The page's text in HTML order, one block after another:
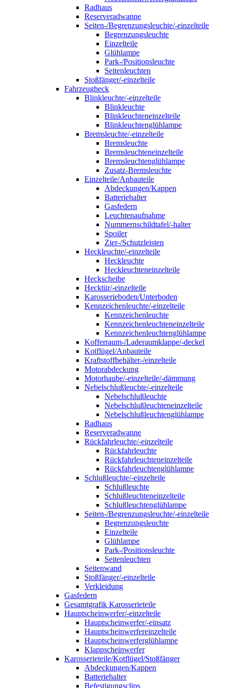
Radhaus
Reserveradwanne
Seiten-/Begrenzungsleuchte/-einzelteile
Begrenzungsleuchte
Einzelteile
Glühlampe
Park-/Positionsleuchte
Seitenleuchten
Stoßfänger/-einzelteile
Fahrzeugheck
Blinkleuchte/-einzelteile
Blinkleuchte
Blinkleuchteneinzelteile
Blinkleuchtenglühlampe
Bremsleuchte/-einzelteile
Bremsleuchte
Bremsleuchteneinzelteile
Bremsleuchtenglühlampe
Zusatz-Bremsleuchte
Einzelteile/Anbauteile
Abdeckungen/Kappen
Batteriehalter
Gasfedern
Leuchtenaufnahme
Nummernschildtafel/-halter
Spoiler
Zier-/Schutzleisten
Heckleuchte/-einzelteile
Heckleuchte
Heckleuchteneinzelteile
Heckscheibe
Hecktür/-einzelteile
Karosserieboden/Unterboden
Kennzeichenleuchte/-einzelteile
Kennzeichenleuchte
Kennzeichenleuchteneinzelteile
Kennzeichenleuchtenglühlampe
Kofferraum-/Laderaumklappe/-deckel
Kotflügel/Anbauteile
Kraftstoffbehälter-/einzelteile
Motorabdeckung
Motorhaube/-einzelteile/-dämmung
Nebelschlußleuchte/-einzelteile
Nebelschlußleuchte
Nebelschlußleuchteneinzelteile
Nebelschlußleuchtenglühlampe
Radhaus
Reserveradwanne
Rückfahrleuchte/-einzelteile
Rückfahrleuchte
Rückfahrleuchteneinzelteile
Rückfahrleuchtenglühlampe
Schlußleuchte/-einzelteile
Schlußleuchte
Schlußleuchteneinzelteile
Schlußleuchtenglühlampe
Seiten-/Begrenzungsleuchte/-einzelteile
Begrenzungsleuchte
Einzelteile
Glühlampe
Park-/Positionsleuchte
Seitenleuchten
Seitenwand
Stoßfänger/-einzelteile
Verkleidung
Gasfedern
Gesamtgrafik Karosserieteile
Hauptscheinwerfer/-einzelteile
Hauptscheinwerfer/-einsatz
Hauptscheinwerfereinzelteile
Hauptscheinwerferglühlampe
Klappscheinwerfer
Karosserieteile/Kotflügel/Stoßfänger
Abdeckungen/Kappen
Batteriehalter
Befestigungsclips